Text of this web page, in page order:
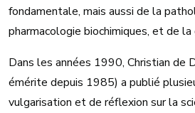
fondamentale, mais aussi de la
pharmacologie biochimiques, et de
Dans les années 1990, Christian de
émérite depuis 1985) a publié
vulgarisation et de réflexion sur la